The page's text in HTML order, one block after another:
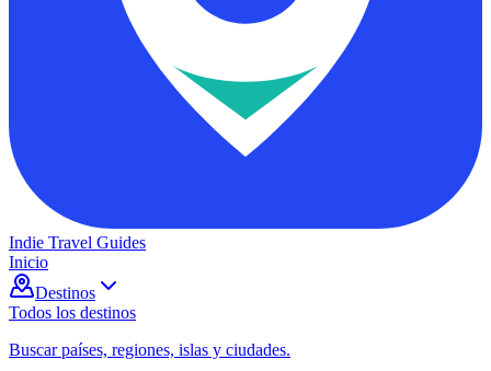
Indie Travel Guides
Inicio
Destinos
Todos los destinos
Buscar países, regiones, islas y ciudades.